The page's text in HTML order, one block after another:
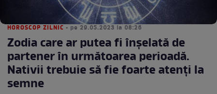
HOROSCOP ZILNIC • pe 29.05.2023 la 08:26
Zodia care ar putea fi înșelată de
partener în următoarea perioadă.
Nativii trebuie să fie foarte atenți la
semne